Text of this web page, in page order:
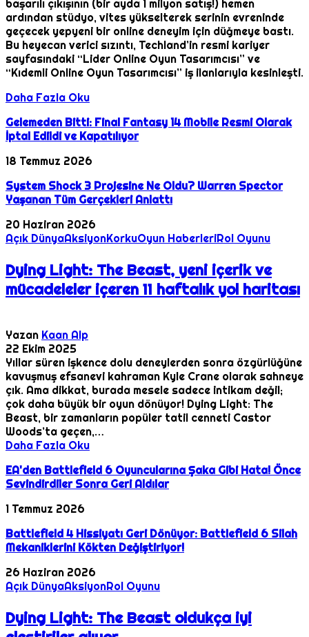
başarılı çıkışının (bir ayda 1 milyon satış!) hemen
ardından stüdyo, vites yükselterek serinin evreninde
geçecek yepyeni bir online deneyim için düğmeye bastı.
Bu heyecan verici sızıntı, Techland’in resmi kariyer
sayfasındaki “Lider Online Oyun Tasarımcısı” ve
“Kıdemli Online Oyun Tasarımcısı” iş ilanlarıyla kesinleşti.
Daha Fazla Oku
Gelemeden Bitti: Final Fantasy 14 Mobile Resmi Olarak
İptal Edildi ve Kapatılıyor
18 Temmuz 2026
System Shock 3 Projesine Ne Oldu? Warren Spector
Yaşanan Tüm Gerçekleri Anlattı
20 Haziran 2026
Açık DünyaAksiyonKorkuOyun HaberleriRol Oyunu
Dying Light: The Beast, yeni içerik ve
mücadeleler içeren 11 haftalık yol haritası
Yazan Kaan Alp
22 Ekim 2025
Yıllar süren işkence dolu deneylerden sonra özgürlüğüne
kavuşmuş efsanevi kahraman Kyle Crane olarak sahneye
çık. Ama dikkat, burada mesele sadece intikam değil;
çok daha büyük bir oyun dönüyor! Dying Light: The
Beast, bir zamanların popüler tatil cenneti Castor
Woods’ta geçen,…
Daha Fazla Oku
EA'den Battlefield 6 Oyuncularına Şaka Gibi Hata! Önce
Sevindirdiler Sonra Geri Aldılar
1 Temmuz 2026
Battlefield 4 Hissiyatı Geri Dönüyor: Battlefield 6 Silah
Mekaniklerini Kökten Değiştiriyor!
26 Haziran 2026
Açık DünyaAksiyonRol Oyunu
Dying Light: The Beast oldukça iyi